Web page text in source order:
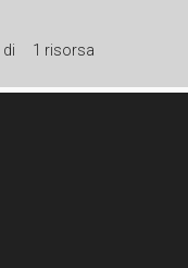
di 1 risorsa